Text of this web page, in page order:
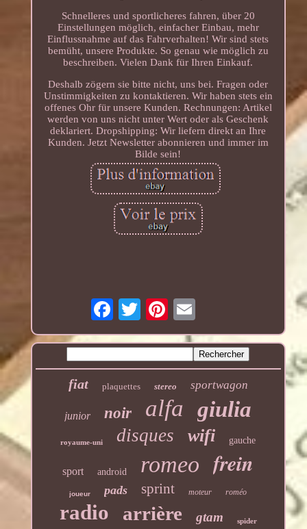
Schnelleres und sportlicheres fahren, über 20
Einstellungen möglich, einfacher Einbau, mehr
Einflussnahme auf das Fahrverhalten! Wir sind stets
bemüht, unsere Produkte. So genau wie möglich zu
beschreiben. Vielen Dank für Ihren Einkauf.
Deshalb zögern sie bitte nicht, uns bei. Fragen oder
Unstimmigkeiten zu kontaktieren. Wir haben stets ein
offenes Ohr für unsere Kunden. Rechnungen: Artikel
werden von uns nicht unter Wert oder als Geschenk
deklariert. Dropshipping: Wir liefern direkt an Ihre
Kunden. Jetzt Newsletter abonnieren und immer im
Bilde sein!
fiat plaquettes stereo sportwagon
junior noir alfa giulia
royaume-uni disques wifi gauche
sport android romeo frein
joueur pads sprint moteur roméo
radio arrière gtam spider